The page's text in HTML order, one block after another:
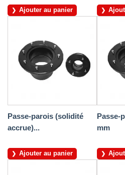
Ajouter au panier
Passe-parois (solidité
accrue)...
Ajouter au panier
Passe-
mm